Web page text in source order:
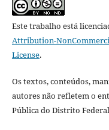
Este trabalho está
Attribution-
License.
Os textos, conteúdos,
autores não refletem o
Pública do Distrito